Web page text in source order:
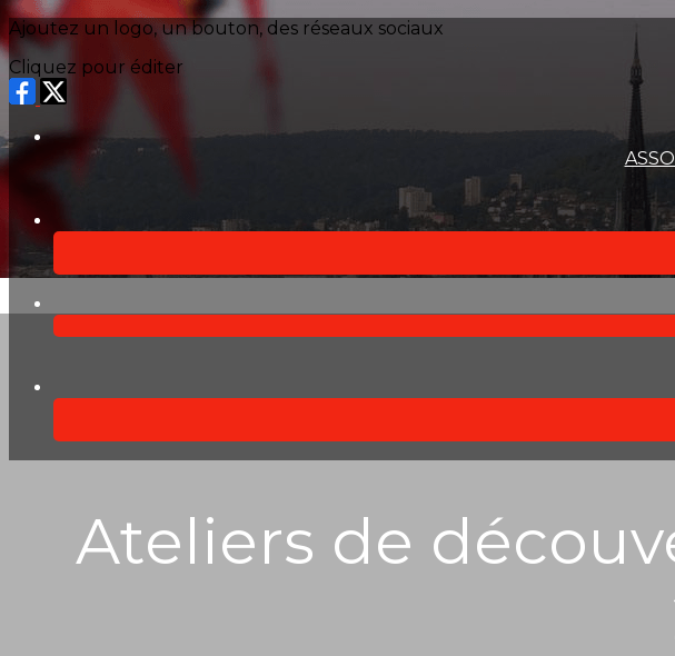
Exporter les lignes sélectionnées
Exporter toutes les colonnes
Exporter uniquement les colonnes affichées
Ajoutez un logo, un bouton, des réseaux sociaux
Cliquez pour éditer
?>
Cliquez pour éditer
Ateliers de